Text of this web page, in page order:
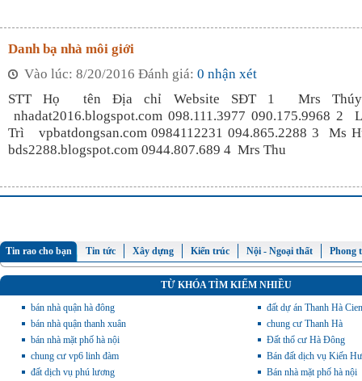
Danh bạ nhà môi giới
Vào lúc: 8/20/2016 Đánh giá: 0 nhận xét
STT Họ tên Địa chỉ Website SĐT 1 Mrs
nhadat2016.blogspot.com 098.111.3977 090.175.9968 2
Trì vpbatdongsan.com 0984112231 094.865.2288 3 Ms
bds2288.blogspot.com 0944.807.689 4 Mrs Thu
Tin rao cho bạn Tin tức Xây dựng Kiến trúc Nội - Ngoại thất Phong
TỪ KHÓA TÌM KIẾM NHIỀU
bán nhà quận hà đông
bán nhà quận thanh xuân
bán nhà mặt phố hà nội
chung cư vp6 linh đàm
đất dịch vụ phú lương
đất dự án Thanh Hà
chung cư Thanh Hà
Đất thổ cư Hà Đông
Bán đất dịch vụ Kiến
Bán nhà mặt phố hà nội